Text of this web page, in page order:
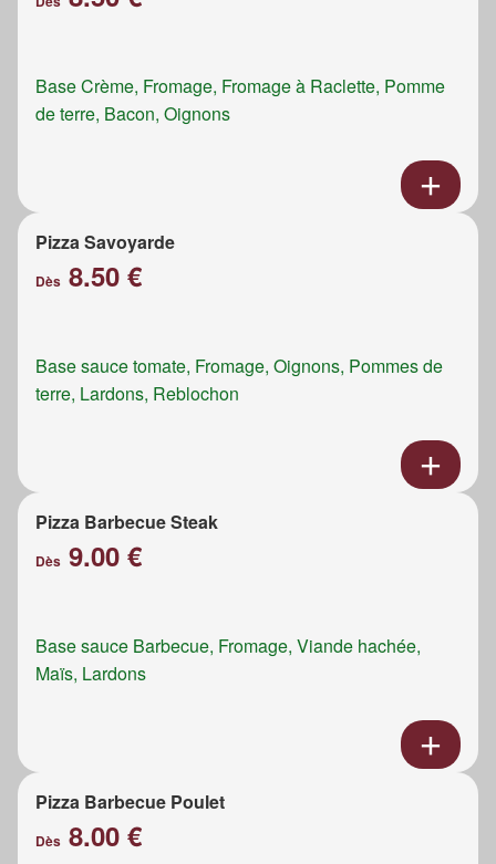
Base Crème, Fromage, Fromage à Raclette, Pomme
de terre, Bacon, Oignons
Pizza Savoyarde
Dès 8.50 €
Base sauce tomate, Fromage, Oignons, Pommes de
terre, Lardons, Reblochon
Pizza Barbecue Steak
Dès 9.00 €
Base sauce Barbecue, Fromage, Viande hachée,
Maïs, Lardons
Pizza Barbecue Poulet
Dès 8.00 €